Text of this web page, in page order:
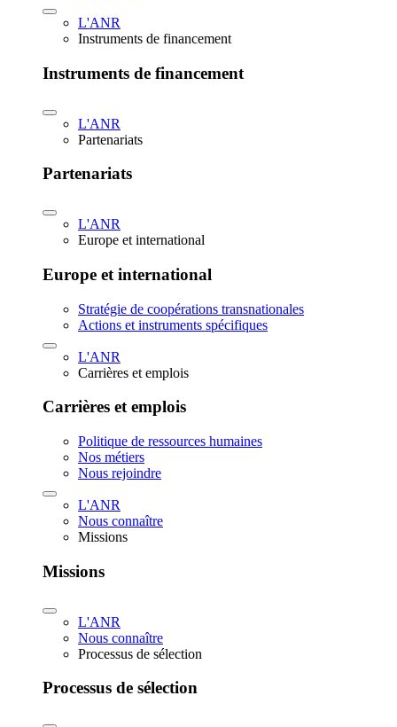
L'ANR
Instruments de financement
Instruments de financement
L'ANR
Partenariats
Partenariats
L'ANR
Europe et international
Europe et international
Stratégie de coopérations transnationales
Actions et instruments spécifiques
L'ANR
Carrières et emplois
Carrières et emplois
Politique de ressources humaines
Nos métiers
Nous rejoindre
L'ANR
Nous connaître
Missions
Missions
L'ANR
Nous connaître
Processus de sélection
Processus de sélection